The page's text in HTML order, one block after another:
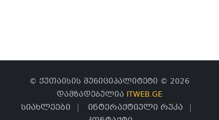
© ქუთაისის მუნიციპალიტეტი © 2026
დამზადებულია ITWEB.GE
სიახლეები
ინტერაქტიული რუკა